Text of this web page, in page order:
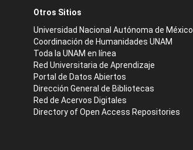
Otros Sitios
Universidad Nacional Autónoma de México
Coordinación de Humanidades UNAM
Toda la UNAM en línea
Red Universitaria de Aprendizaje
Portal de Datos Abiertos
Dirección General de Bibliotecas
Red de Acervos Digitales
Directory of Open Access Repositories